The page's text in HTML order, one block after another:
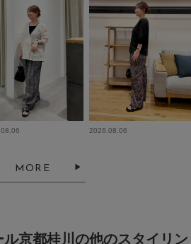
2026.08.06
MORE
京都桂川の他のスタイリン